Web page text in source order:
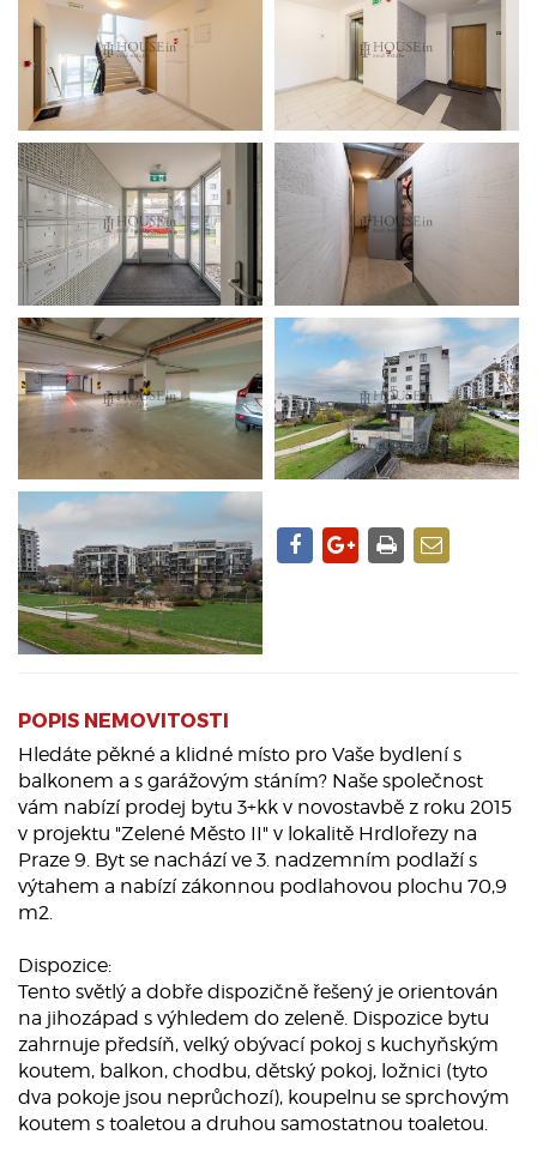
POPIS NEMOVITOSTI
Hledáte pěkné a klidné místo pro Vaše bydlení s
balkonem a s garážovým stáním? Naše společnost
vám nabízí prodej bytu 3+kk v novostavbě z roku 2015
v projektu "Zelené Město II" v lokalitě Hrdlořezy na
Praze 9. Byt se nachází ve 3. nadzemním podlaží s
výtahem a nabízí zákonnou podlahovou plochu 70,9
m2.
Dispozice:
Tento světlý a dobře dispozičně řešený je orientován
na jihozápad s výhledem do zeleně. Dispozice bytu
zahrnuje předsíň, velký obývací pokoj s kuchyňským
koutem, balkon, chodbu, dětský pokoj, ložnici (tyto
dva pokoje jsou neprůchozí), koupelnu se sprchovým
koutem s toaletou a druhou samostatnou toaletou.